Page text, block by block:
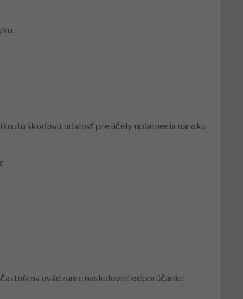
škodovú udalosť pre účely uplatnenia nároku
uvádzame nasledovné odporúčanie: